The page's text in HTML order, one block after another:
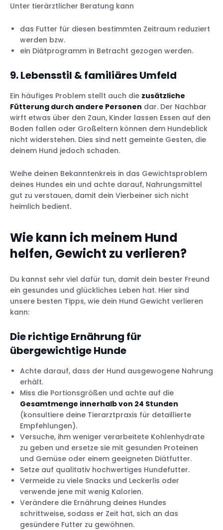
Unter tierärztlicher Beratung kann
das Futter für diesen bestimmten Zeitraum reduziert
werden bzw.
ein Diätprogramm in Betracht gezogen werden.
9. Lebensstil & familiäres Umfeld
Ein häufiges Problem stellt auch die zusätzliche
Fütterung durch andere Personen dar. Der Nachbar
wirft etwas über den Zaun, Kinder lassen Essen auf den
Boden fallen oder Großeltern können dem Hundeblick
nicht widerstehen. Dies sind nett gemeinte Gesten, die
deinem Hund jedoch schaden.
Weihe deinen Bekanntenkreis in das Gewichtsproblem
deines Hundes ein und achte darauf, Nahrungsmittel
gut zu verstauen, damit dein Vierbeiner sich nicht
heimlich bedient.
Wie kann ich meinem Hund
helfen, Gewicht zu verlieren?
Du kannst sehr viel dafür tun, damit dein bester Freund
ein gesundes und glückliches Leben hat. Hier sind
unsere besten Tipps, wie dein Hund Gewicht verlieren
kann:
Die richtige Ernährung für
übergewichtige Hunde
Achte darauf, dass der Hund ausgewogene Nahrung
erhält.
Miss die Portionsgrößen und achte auf die
Gesamtmenge innerhalb von 24 Stunden
(konsultiere deine Tierarztpraxis für detaillierte
Empfehlungen).
Versuche, ihm weniger verarbeitete Kohlenhydrate
zu geben und ersetze sie mit gesunden Proteinen
und Gemüse oder einem geeigneten Diätfutter.
Setze auf qualitativ hochwertiges Hundefutter.
Vermeide zu viele Snacks und Leckerlis oder
verwende jene mit wenig Kalorien.
Verändere die Ernährung deines Hundes
schrittweise, sodass er Zeit hat, sich an das
gesündere Futter zu gewöhnen.